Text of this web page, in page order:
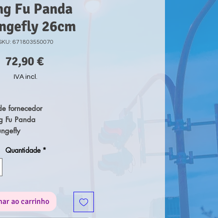
Fu Panda
26cm
671803550070
72,90 €Preço
IVA incl.
fornecedor
Fu Panda
metalizados e
Quantidade *
ao carrinho